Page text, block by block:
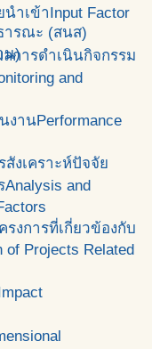
ารณะ (สนส)
น)
ำเข้าInput Factor
การดำเนินกิจกรรม
and
งานPerformance
งเคราะห์ปัจจัย
Analysis and
งการที่เกี่ยวข้องกับ
of Projects Related